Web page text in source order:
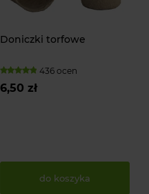
Doniczki torfowe
436 ocen
6,50 zł
do koszyka